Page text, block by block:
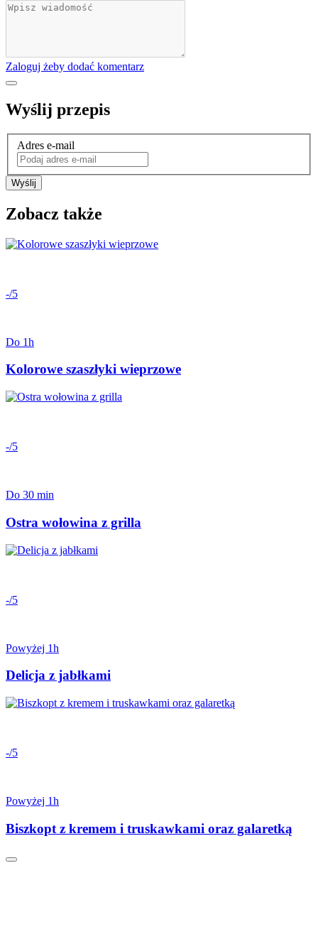
Zaloguj żeby dodać komentarz
Wyślij przepis
Adres e-mail
Wyślij
Zobacz także
-/5
Do 1h
Kolorowe szaszłyki wieprzowe
-/5
Do 30 min
Ostra wołowina z grilla
-/5
Powyżej 1h
Delicja z jabłkami
-/5
Powyżej 1h
Biszkopt z kremem i truskawkami oraz galaretką